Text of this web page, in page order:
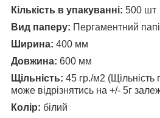
Кількість в упакуванні: 500 шт
Вид паперу: Пергаментний
Ширина: 400 мм
Довжина: 600 мм
Щільність: 45 гр./м2 (Щільність
може відрізнятись на +/- 5г
Колір: білий